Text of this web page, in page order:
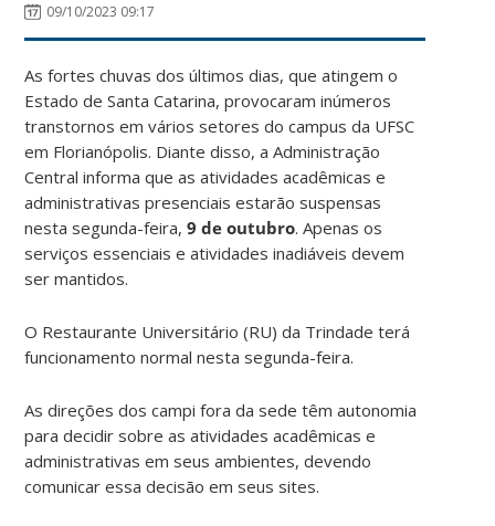
09/10/2023 09:17
As fortes chuvas dos últimos dias, que atingem o
Estado de Santa Catarina, provocaram inúmeros
transtornos em vários setores do campus da UFSC
em Florianópolis. Diante disso, a Administração
Central informa que as atividades acadêmicas e
administrativas presenciais estarão suspensas
nesta segunda-feira,9 de outubro. Apenas os
serviços essenciais e atividades inadiáveis devem
ser mantidos.
O Restaurante Universitário (RU) da Trindade terá
funcionamento normal nesta segunda-feira.
As direções dos campi fora da sede têm autonomia
para decidir sobre as atividades acadêmicas e
administrativas em seus ambientes, devendo
comunicar essa decisão em seus sites.